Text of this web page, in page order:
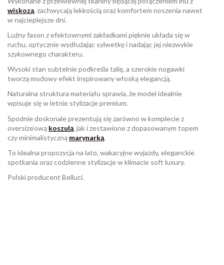
wiskozą, zachwycają lekkością oraz komfortem noszenia nawet
w najcieplejsze dni.
Luźny fason z efektownymi zakładkami pięknie układa się w
ruchu, optycznie wydłużając sylwetkę i nadając jej niezwykle
szykownego charakteru.
Wysoki stan subtelnie podkreśla talię, a szerokie nogawki
tworzą modowy efekt inspirowany włoską elegancją.
Naturalna struktura materiału sprawia, że model idealnie
wpisuje się w letnie stylizacje premium.
Spodnie doskonale prezentują się zarówno w komplecie z
oversize’ową koszulą, jak i zestawione z dopasowanym topem
czy minimalistyczną marynarką.
To idealna propozycja na lato, wakacyjne wyjazdy, eleganckie
spotkania oraz codzienne stylizacje w klimacie soft luxury.
Polski producent Belluci.